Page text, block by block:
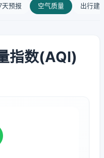
天预报 空气质量 出行建
指数(AQI)